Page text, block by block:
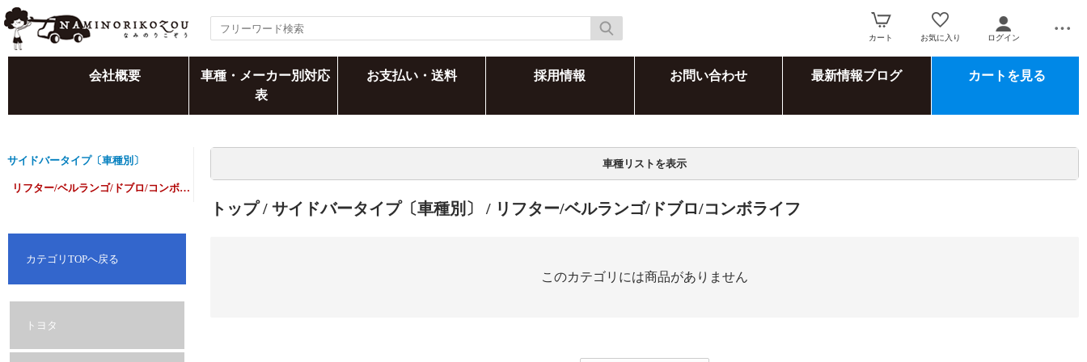
カート お気に入り ログイン
会社概要
車種・メーカー別対応
表
お支払い・送料 採用情報 お問い合わせ 最新情報ブログ カートを見る
サイドバータイプ〔車種別〕
リフター/ベルランゴ/ドブロ/コンボライフ
カテゴリTOPへ戻る
トヨタ
車種リストを表示
トップ/ サイドバータイプ〔車種別〕 / リフター/ベルランゴ/ドブロ/コンボライフ
このカテゴリには商品がありません